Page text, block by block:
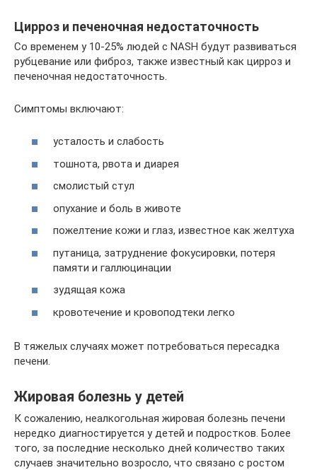
Цирроз и печеночная недостаточность
Со временем у 10-25% людей с NASH будут развиваться
рубцевание или фиброз, также известный как цирроз и
печеночная недостаточность.
Симптомы включают:
усталость и слабость
тошнота, рвота и диарея
смолистый стул
опухание и боль в животе
пожелтение кожи и глаз, известное как желтуха
путаница, затруднение фокусировки, потеря
памяти и галлюцинации
зудящая кожа
кровотечение и кровоподтеки легко
В тяжелых случаях может потребоваться пересадка
печени.
Жировая болезнь у детей
К сожалению, неалкогольная жировая болезнь печени
нередко диагностируется у детей и подростков. Более
того, за последние несколько дней количество таких
случаев значительно возросло, что связано с ростом